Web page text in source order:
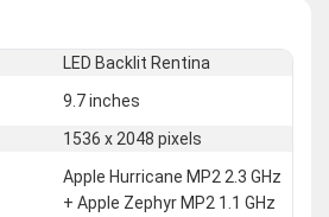
LED Backlit Rentina
9.7 inches
1536 x 2048 pixels
Apple Hurricane MP2 2.3 GHz
+ Apple Zephyr MP2 1.1 GHz